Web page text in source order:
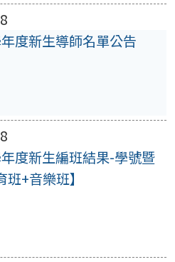
度新生導師名單公告
度新生編班結果-學號暨
+音樂班】